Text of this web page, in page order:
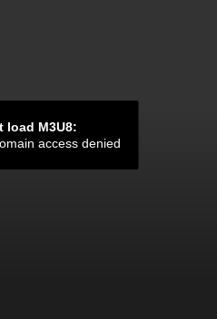
load M3U8:
access denied